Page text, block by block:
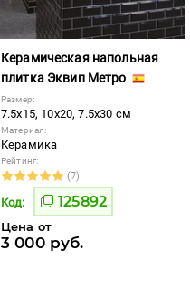
Керамическая напольная
плитка Эквип Метро
Размер:
7.5x15, 10x20, 7.5x30 см
Материал:
Керамика
Рейтинг:
(7)
Код: 125892
Цена от
3 000 руб.